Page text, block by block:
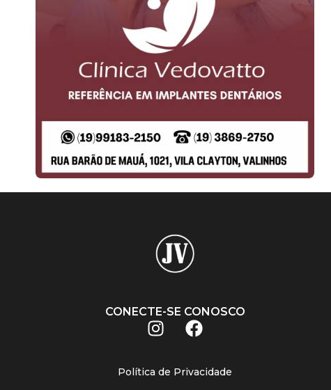
CONECTE-SE CONOSCO
Política de Privacidade